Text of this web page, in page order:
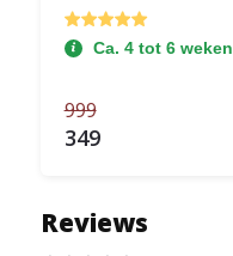
Ca. 4 tot 6 weken
999
349
Reviews